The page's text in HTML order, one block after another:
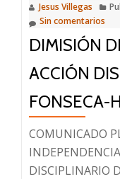
Jesus Villegas
Sin comentarios
DIMISIÓN
ACCIÓN
FONSECA-
COMUNICADO
DISCIPLINARIO